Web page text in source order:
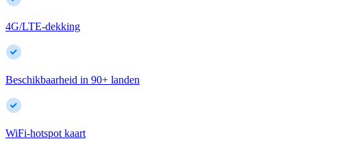
4G/LTE-dekking
Beschikbaarheid in 90+ landen
WiFi-hotspot kaart